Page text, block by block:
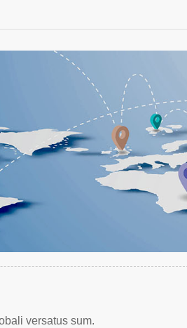
versatus sum.